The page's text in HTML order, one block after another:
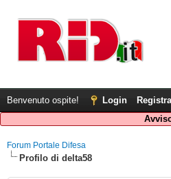
Benvenuto ospite! Login
Forum Portale Difesa
Profilo di delta58